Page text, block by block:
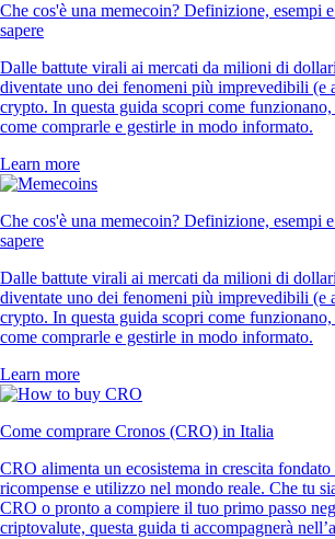
Che cos'è una memecoin? Definizione, esempi
sapere
Dalle battute virali ai mercati da milioni di
diventate uno dei fenomeni più imprevedibili (e
crypto. In questa guida scopri come funzionano,
come comprarle e gestirle in modo informato.
Learn more
Che cos'è una memecoin? Definizione, esempi
sapere
Dalle battute virali ai mercati da milioni di
diventate uno dei fenomeni più imprevedibili (e
crypto. In questa guida scopri come funzionano,
come comprarle e gestirle in modo informato.
Learn more
Come comprare Cronos (CRO) in Italia
CRO alimenta un ecosistema in crescita fondato
ricompense e utilizzo nel mondo reale. Che tu
CRO o pronto a compiere il tuo primo passo
criptovalute, questa guida ti accompagnerà